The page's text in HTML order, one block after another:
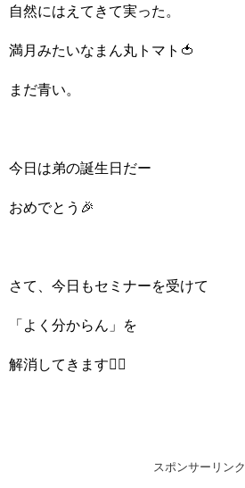
自然にはえてきて実った。
満月みたいなまん丸トマト🍅
まだ青い。
今日は弟の誕生日だー
おめでとう🎉
さて、今日もセミナーを受けて
「よく分からん」を
解消してきます✌🏻
スポンサーリンク